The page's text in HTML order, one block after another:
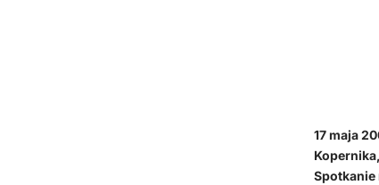
17 maja
Spotkanie